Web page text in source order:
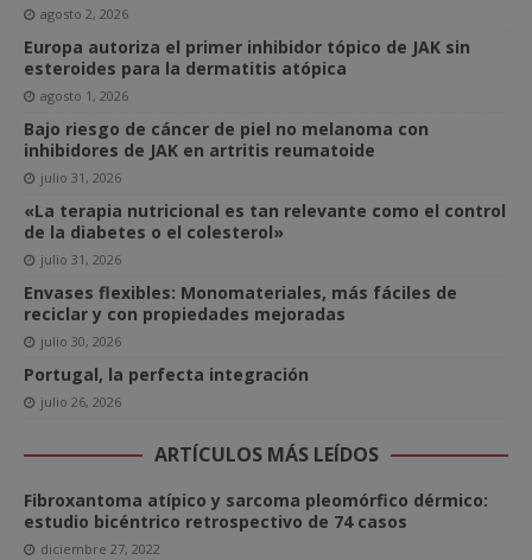
agosto 2, 2026
Europa autoriza el primer inhibidor tópico de JAK sin
esteroides para la dermatitis atópica
agosto 1, 2026
Bajo riesgo de cáncer de piel no melanoma con
inhibidores de JAK en artritis reumatoide
julio 31, 2026
«La terapia nutricional es tan relevante como el control
de la diabetes o el colesterol»
julio 31, 2026
Envases flexibles: Monomateriales, más fáciles de
reciclar y con propiedades mejoradas
julio 30, 2026
Portugal, la perfecta integración
julio 26, 2026
ARTÍCULOS MÁS LEÍDOS
Fibroxantoma atípico y sarcoma pleomórfico dérmico:
estudio bicéntrico retrospectivo de 74 casos
diciembre 27, 2022